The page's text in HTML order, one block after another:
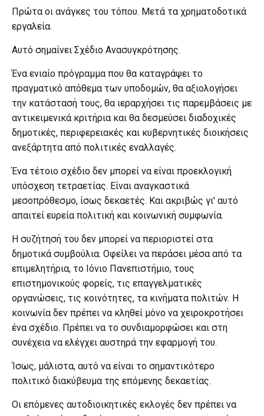
Πρώτα οι ανάγκες του τόπου. Μετά τα χρηματοδοτικά
εργαλεία.
Αυτό σημαίνει Σχέδιο Ανασυγκρότησης.
Ένα ενιαίο πρόγραμμα που θα καταγράψει το
πραγματικό απόθεμα των υποδομών, θα αξιολογήσει
την κατάστασή τους, θα ιεραρχήσει τις παρεμβάσεις με
αντικειμενικά κριτήρια και θα δεσμεύσει διαδοχικές
δημοτικές, περιφερειακές και κυβερνητικές διοικήσεις
ανεξάρτητα από πολιτικές εναλλαγές.
Ένα τέτοιο σχέδιο δεν μπορεί να είναι προεκλογική
υπόσχεση τετραετίας. Είναι αναγκαστικά
μεσοπρόθεσμο, ίσως δεκαετές. Και ακριβώς γι' αυτό
απαιτεί ευρεία πολιτική και κοινωνική συμφωνία.
Η συζήτησή του δεν μπορεί να περιοριστεί στα
δημοτικά συμβούλια. Οφείλει να περάσει μέσα από τα
επιμελητήρια, το Ιόνιο Πανεπιστήμιο, τους
επιστημονικούς φορείς, τις επαγγελματικές
οργανώσεις, τις κοινότητες, τα κινήματα πολιτών. Η
κοινωνία δεν πρέπει να κληθεί μόνο να χειροκροτήσει
ένα σχέδιο. Πρέπει να το συνδιαμορφώσει και στη
συνέχεια να ελέγχει αυστηρά την εφαρμογή του.
Ίσως, μάλιστα, αυτό να είναι το σημαντικότερο
πολιτικό διακύβευμα της επόμενης δεκαετίας.
Οι επόμενες αυτοδιοικητικές εκλογές δεν πρέπει να